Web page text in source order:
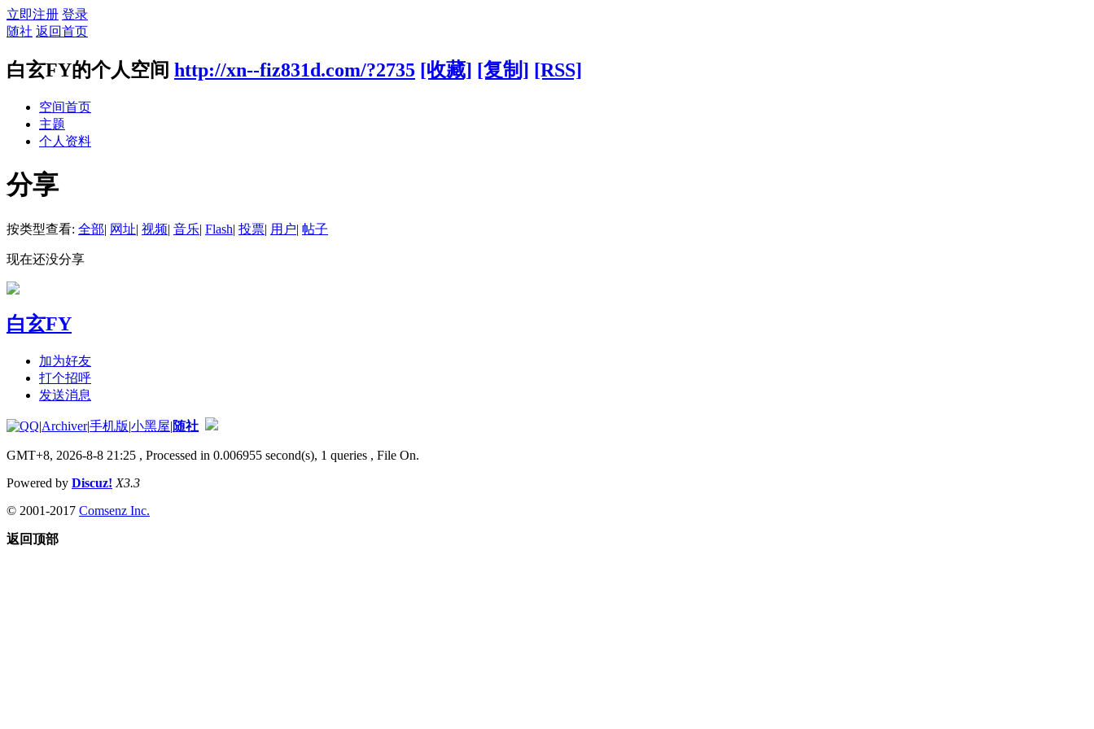
立即注册 登录
随社 返回首页
白玄FY的个人空间 http://xn--fiz831d.com/?2735 [收藏] [复制] [RSS]
空间首页
主题
个人资料
分享
按类型查看: 全部| 网址| 视频| 音乐| Flash| 投票| 用户| 帖子
现在还没分享
白玄FY
加为好友
打个招呼
发送消息
|Archiver|手机版|小黑屋|随社
GMT+8, 2026-8-8 21:25 , Processed in 0.006955 second(s), 1 queries , File On.
Powered by Discuz! X3.3
© 2001-2017 Comsenz Inc.
返回顶部